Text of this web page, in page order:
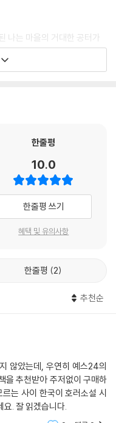
우리 딸과 바꾸고 싶구나, 내
자 양반 첩실로 들어갈 아이
는데 푹푹 찔려 피가 나고,
는 어느 곳에서도 찾아볼 수
없는 것처럼 그저 우뚝 서있
고들 말했다. 혹시 반응을 보
있을까? 아니, 이유라도 알
. 남은 평생을 이런 음침한 것
의 말에 벽사 부적까지 받아
괴력난신을 잘 알았지만
부친은 모친의 말을 들으려
는 모르겠지만 할머니는 여
나는 마을의 거대한 공터가
. 따분한 밤의 재미거리나
일어나 마을을 짓밟아 버렸
본다며 그녀를 따돌리기까지
의 삶이 이리 아름답게 느껴
만 아씨도, 나도 원치 않은 혼
로 함께 떠날 결심을 하지
사람들에게 나타나기 시작
귀신’이라 일컫기 시작했다.
이 점점 증명되면서 불안은
기억을 잃은 할머니를 할
알 수 없는 찝찝함을 느낀
니와 부적을 붙인 채 사당 깊
한줄평
10.0
한줄평 쓰기
혜택 및 유의사항
한줄평 2
추천순
않았는데, 우연히 예스24의
을 추천받아 주저없이 구매하
는 사이 한국이 호러소설 시
요. 잘 읽겠습니다.